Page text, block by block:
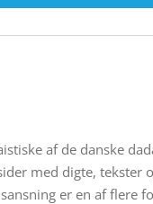
af de danske
med digte, tekster
er en af flere